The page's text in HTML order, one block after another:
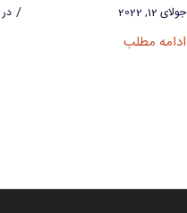
جولای 12, 2022 / در
ادامه مطلب